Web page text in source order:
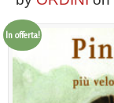
In offerta!